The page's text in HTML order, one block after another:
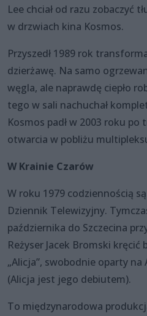
Lee chciał od razu zobaczyć
w drzwiach kina Kosmos.
Przyszedł 1989 rok
dzierżawę. Na samo
węgla, ale naprawdę ciepło
tego w sali nachuchał
Kosmos padł w 2003 roku
otwarcia w pobliżu
W Krainie Czarów
W roku 1979 codziennością
Dziennik Telewizyjny.
października do Szczecina
Reżyser Jacek Bromski
„Alicja”, swobodnie oparty na
(Alicja jest jego debiutem).
To międzynarodowa